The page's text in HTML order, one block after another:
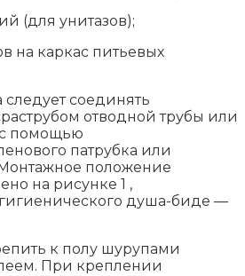
(для унитазов);
на каркас питьевых
следует соединять
отводной трубы или
с помощью
патрубка или
положение
на рисунке 1 ,
душа-биде —
к полу шурупами
При креплении